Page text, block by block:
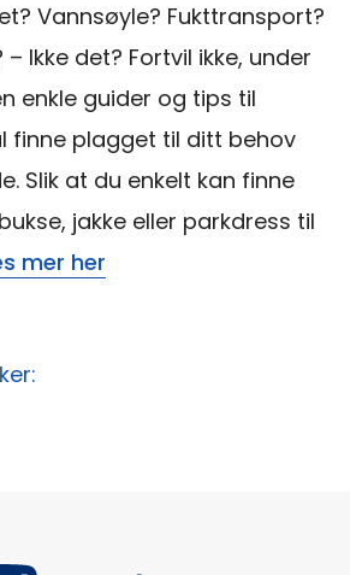
Vannsøyle? Fukttransport?
Ikke det? Fortvil ikke, under
enkle guider og tips til
finne plagget til ditt behov
Slik at du enkelt kan finne
jakke eller parkdress til
mer her